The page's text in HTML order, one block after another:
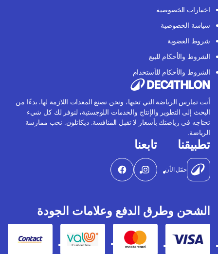
اختيارات الخصوصية
سياسة الخصوصية
شروط العضوية
الشروط والأحكام للبيع
الشروط والأحكام للأستخدام
أنت تمارس الرياضة التي تحبها، ونحن نصنع المعدات اللازمة لها. بدءًا من
البحث إلى التطوير والإنتاج والخدمات اللوجستية، لنوفر لك كل شيء
تحتاجه في رياضتك بأسعار لا تقبل المنافسة. ديكاتلون. نحب ممارسة
الرياضة.
تطبيقنا
حمّل الأن
تابعنا
الشحن وطرق الدفع وعلامات الجودة
Visa
Mastercard
Valu
Contact